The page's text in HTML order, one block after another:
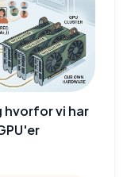
vi har